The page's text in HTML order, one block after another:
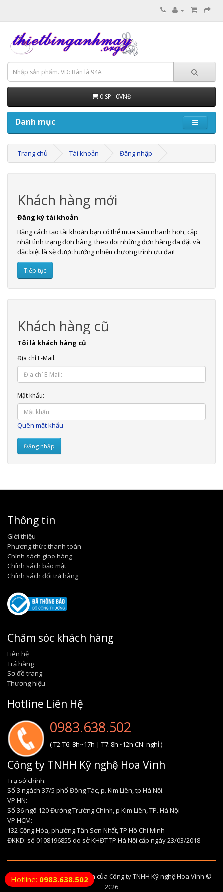
Hotline: 0983.638.502
0 SP - 0VNĐ
Danh mục
Trang chủ Tài khoản Đăng nhập
Khách hàng mới
Đăng ký tài khoản
Bằng cách tạo tài khoản bạn có thể mua sắm nhanh hơn, cập
nhật tình trạng đơn hàng, theo dõi những đơn hàng đã đặt và
đặc biệt là sẽ được hưởng nhiều chương trình ưu đãi!
Tiếp tục
Khách hàng cũ
Tôi là khách hàng cũ
Địa chỉ E-Mail:
Mật khẩu:
Quên mật khẩu
Thông tin
Giới thiệu
Phương thức thanh toán
Chính sách giao hàng
Chính sách bảo mật
Chính sách đổi trả hàng
Chăm sóc khách hàng
Liên hệ
Trả hàng
Sơ đồ trang
Thương hiệu
Hotline Liên Hệ
0983.638.502
( T2-T6: 8h~17h | T7: 8h~12h CN: nghỉ )
Công ty TNHH Kỹ nghệ Hoa Vinh
Trụ sở chính:
Số 3 ngách 37/5 phố Đông Tác, p. Kim Liên, tp Hà Nội.
VP HN:
Số 36 ngõ 120 Đường Trường Chinh, p Kim Liên, TP. Hà Nội
VP HCM:
132 Cộng Hòa, phường Tân Sơn Nhất, TP Hồ Chí Minh
ĐKKD: số 0108196855 do sở KHĐT TP Hà Nội cấp ngày 23/03/2018
Bản quyền của Công ty TNHH Kỹ nghệ Hoa Vinh ©
2026